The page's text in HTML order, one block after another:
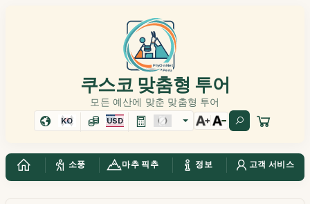
쿠스코 맞춤형 투어
모든 예산에 맞춘 맞춤형 투어
KO USD
소풍 마추 픽추 정보 고객 서비스